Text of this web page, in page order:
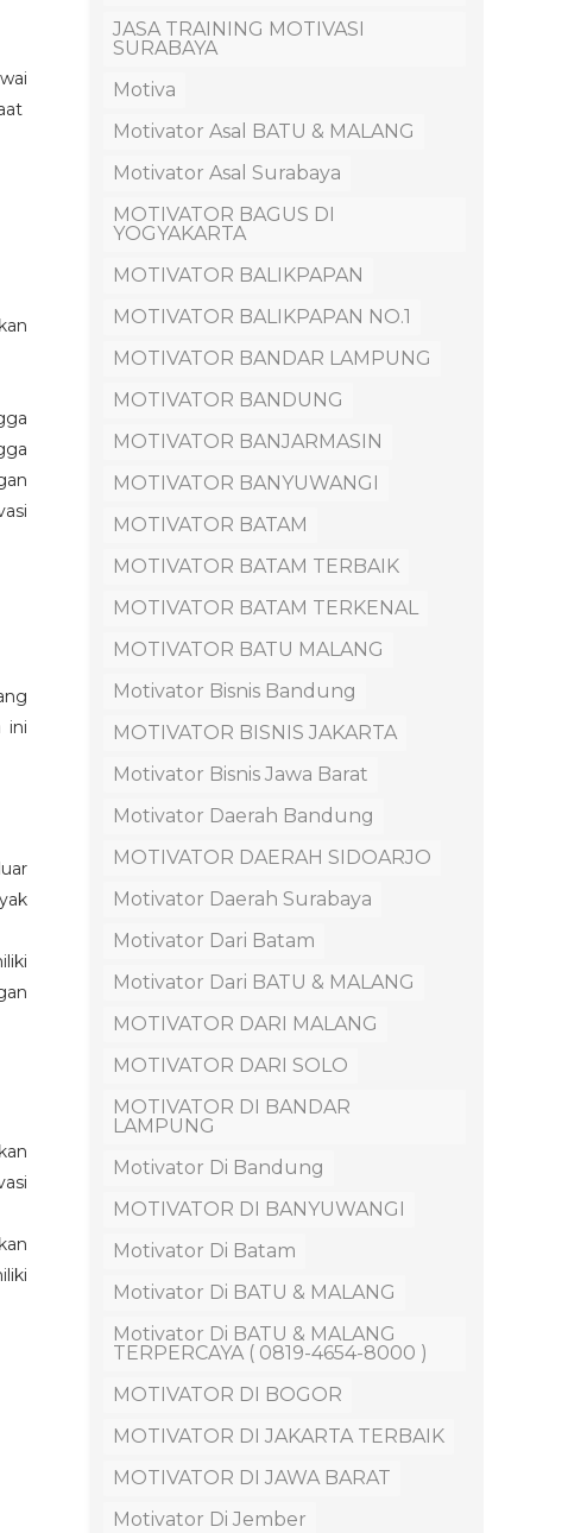
ini
JASA TRAINING MOTIVASI
SURABAYA
Motiva
Motivator Asal BATU & MALANG
Motivator Asal Surabaya
MOTIVATOR BAGUS DI
YOGYAKARTA
MOTIVATOR BALIKPAPAN
MOTIVATOR BALIKPAPAN NO.1
MOTIVATOR BANDAR LAMPUNG
MOTIVATOR BANDUNG
MOTIVATOR BANJARMASIN
MOTIVATOR BANYUWANGI
MOTIVATOR BATAM
MOTIVATOR BATAM TERBAIK
MOTIVATOR BATAM TERKENAL
MOTIVATOR BATU MALANG
Motivator Bisnis Bandung
MOTIVATOR BISNIS JAKARTA
Motivator Bisnis Jawa Barat
Motivator Daerah Bandung
MOTIVATOR DAERAH SIDOARJO
Motivator Daerah Surabaya
Motivator Dari Batam
Motivator Dari BATU & MALANG
MOTIVATOR DARI MALANG
MOTIVATOR DARI SOLO
MOTIVATOR DI BANDAR
LAMPUNG
Motivator Di Bandung
MOTIVATOR DI BANYUWANGI
Motivator Di Batam
Motivator Di BATU & MALANG
Motivator Di BATU & MALANG
TERPERCAYA ( 0819-4654-8000 )
MOTIVATOR DI BOGOR
MOTIVATOR DI JAKARTA TERBAIK
MOTIVATOR DI JAWA BARAT
Motivator Di Jember